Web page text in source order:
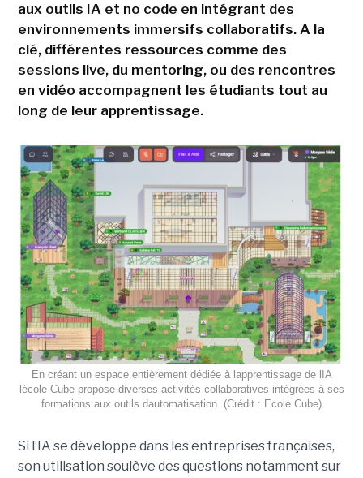
aux outils IA et no code en intégrant des
environnements immersifs collaboratifs. A la
clé, différentes ressources comme des
sessions live, du mentoring, ou des rencontres
en vidéo accompagnent les étudiants tout au
long de leur apprentissage.
En créant un espace entièrement dédiée à lapprentissage de lIA
lécole Cube propose diverses activités collaboratives intégrées à ses
formations aux outils dautomatisation. (Crédit : Ecole Cube)
Si l’IA se développe dans les entreprises françaises,
son utilisation soulève des questions notamment sur